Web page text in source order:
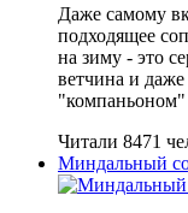
Даже самому
подходящее
на зиму - это
ветчина и
"компаньоном"
Читали 8471
Миндальный